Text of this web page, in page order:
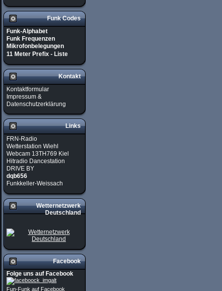
Funk Codes
Funk-Alphabet
Funk Frequenzen
Mikrofonbelegungen
11 Meter Prefix - Liste
Kontakt
Kontaktformular
Impressum &
Datenschutzerklärung
Links
FRN-Radio
Wetterstation Wiehl
Webcam 13TH769 Kiel
Hitradio Dancestation
DRIVE BY
dqb656
Funkkeller-Weissach
Wetternetzwerk
Deutschland
Facebook
Folge uns auf Facebook
Fun-Funk auf Facebook